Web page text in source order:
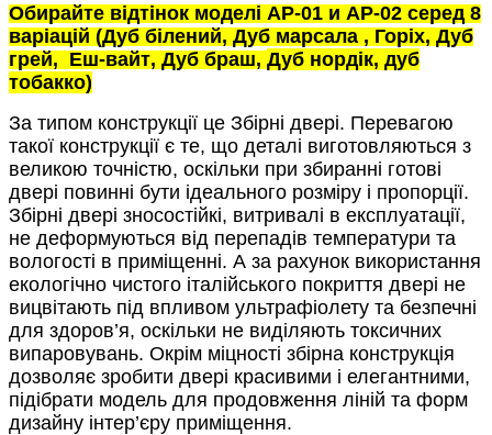
Обирайте відтінок моделі АР-01 и АР-02 серед 8
варіацій (Дуб білений, Дуб марсала , Горіх, Дуб
грей, Еш-вайт, Дуб браш, Дуб нордік, дуб
тобакко)
За типом конструкції це Збірні двері. Перевагою
такої конструкції є те, що деталі виготовляються з
великою точністю, оскільки при збиранні готові
двері повинні бути ідеального розміру і пропорції.
Збірні двері зносостійкі, витривалі в експлуатації,
не деформуються від перепадів температури та
вологості в приміщенні. А за рахунок використання
екологічно чистого італійського покриття двері не
вицвітають під впливом ультрафіолету та безпечні
для здоров’я, оскільки не виділяють токсичних
випаровувань. Окрім міцності збірна конструкція
дозволяє зробити двері красивими і елегантними,
підібрати модель для продовження ліній та форм
дизайну інтер’єру приміщення.